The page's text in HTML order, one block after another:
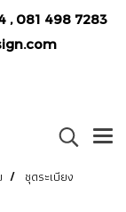
, 081 498 7283
ชุดระเบียง